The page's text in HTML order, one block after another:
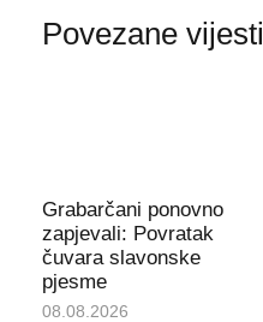
Povezane vijesti
Grabarčani ponovno
zapjevali: Povratak
čuvara slavonske
pjesme
08.08.2026